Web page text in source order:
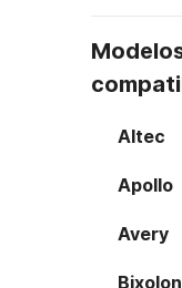
Altec
Apollo
Avery
Bixolon